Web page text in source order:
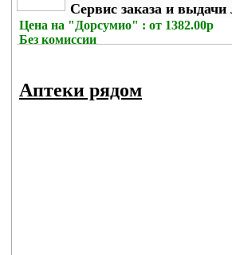
Сервис заказа и выдачи
Цена на "Дорсумио" : от 1382.00р
Без комиссии
Аптеки рядом